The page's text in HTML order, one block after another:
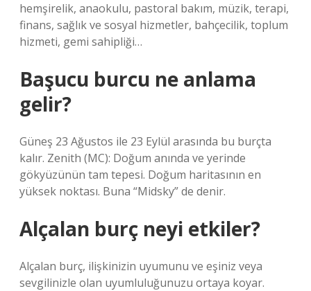
hemşirelik, anaokulu, pastoral bakım, müzik, terapi,
finans, sağlık ve sosyal hizmetler, bahçecilik, toplum
hizmeti, gemi sahipliği…
Başucu burcu ne anlama
gelir?
Güneş 23 Ağustos ile 23 Eylül arasında bu burçta
kalır. Zenith (MC): Doğum anında ve yerinde
gökyüzünün tam tepesi. Doğum haritasının en
yüksek noktası. Buna “Midsky” de denir.
Alçalan burç neyi etkiler?
Alçalan burç, ilişkinizin uyumunu ve eşiniz veya
sevgilinizle olan uyumluluğunuzu ortaya koyar.